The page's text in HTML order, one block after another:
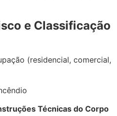
e Classificação
(residencial, comercial,
Técnicas do Corpo